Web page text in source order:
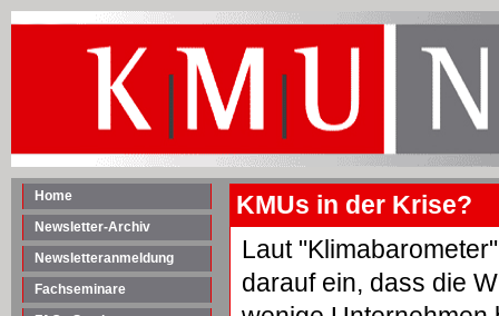
Home
Newsletter-Archiv
Newsletteranmeldung
Fachseminare
KMUs in der Krise?
Laut
darauf ein, dass die